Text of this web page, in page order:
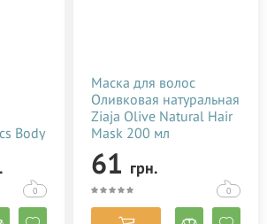
Body
0
Маска для волос
Оливковая натуральная
Ziaja Olive Natural Hair
Mask 200 мл
61 грн.
0